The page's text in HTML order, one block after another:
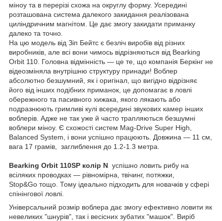
міноу та в перерізі схожа на округлу форму. Усередині
розташована система далекого закидання реалізована
циліндричним магнітом. Це дає змогу закидати приманку
далеко та точно.
На цю модель від Зіп Бейтс є безліч виробів від різних
виробників, але всі вони чимось відрізняються від Bearking
Orbit 110. Головна відмінність — це те, що компанія Беркінг не
відеозміняла внутрішню структуру принади! Воблер
абсолютно безшумний, як і оригінал, що вигідно відрізняє
його від інших подібних приманок, це допомагає в ловлі
обережного та пасивного хижака, якого лякають або
подразнюють гримливі кулі всередині звукових камер інших
воблерів. Адже не так уже й часто трапляються безшумні
воблери міноу. Є схожості систем Mag-Drive Super High,
Balanced System, і вони успішно працюють. Довжина — 11 см,
вага 17 грамів, заглиблення до 1.2-1.3 метра.
Bearking Orbit 110SP колір N успішно ловить рибу на
всіляких проводках — рівномірна, твічинг, потяжки,
Stop&Go тощо. Тому ідеально підходить для новачків у сфері
спінінгової ловлі.
Універсальний розмір воблера дає змогу ефективно ловити як
невеликих "шнурів", так і весісних зубатих "машок". Виріб